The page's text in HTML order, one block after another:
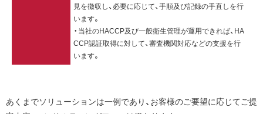
見を徴収し、必要に応じて、手順及び記録の手直しを行
います。
・当社のHACCP及び一般衛生管理が運用できれば、HA
CCP認証取得に対して、審査機関対応などの支援を行
います。
あくまでソリューションは一例であり、お客様のご要望に応じてご提